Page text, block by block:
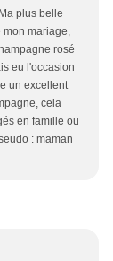
plus belle
mon mariage,
rosé
eu l'occasion
un excellent
cela
en famille ou
: maman